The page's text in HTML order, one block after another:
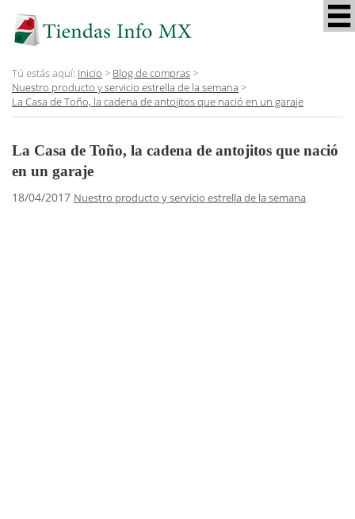
Tú estás aquí: Inicio > Blog de compras>
Nuestro producto y servicio estrella de la semana >
La Casa de Toño, la cadena de antojitos que nació en un garaje
La Casa de Toño, la cadena de antojitos que nació
en un garaje
18/04/2017 Nuestro producto y servicio estrella de la semana